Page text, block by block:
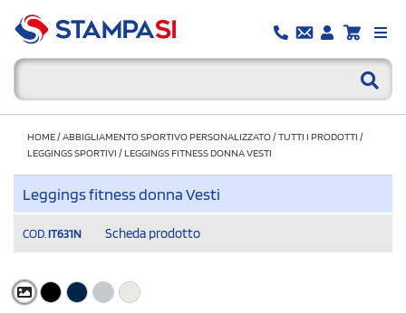
HOME/ABBIGLIAMENTO SPORTIVO PERSONALIZZATO/TUTTI I PRODOTTI /
LEGGINGS SPORTIVI /LEGGINGS FITNESS DONNA VESTI
Leggings fitness donna Vesti
COD. IT631N Scheda prodotto